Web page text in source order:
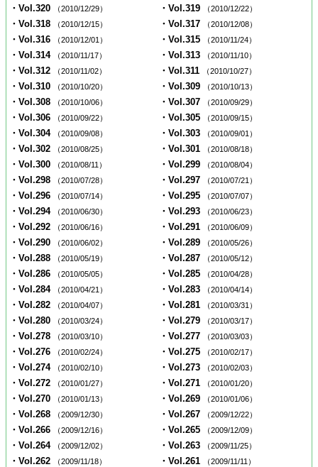
・Vol.320 （2010/12/29） ・Vol.319 （2010/12/22）
・Vol.318 （2010/12/15） ・Vol.317 （2010/12/08）
・Vol.316 （2010/12/01） ・Vol.315 （2010/11/24）
・Vol.314 （2010/11/17） ・Vol.313 （2010/11/10）
・Vol.312 （2010/11/02） ・Vol.311 （2010/10/27）
・Vol.310 （2010/10/20） ・Vol.309 （2010/10/13）
・Vol.308 （2010/10/06） ・Vol.307 （2010/09/29）
・Vol.306 （2010/09/22） ・Vol.305 （2010/09/15）
・Vol.304 （2010/09/08） ・Vol.303 （2010/09/01）
・Vol.302 （2010/08/25） ・Vol.301 （2010/08/18）
・Vol.300 （2010/08/11） ・Vol.299 （2010/08/04）
・Vol.298 （2010/07/28） ・Vol.297 （2010/07/21）
・Vol.296 （2010/07/14） ・Vol.295 （2010/07/07）
・Vol.294 （2010/06/30） ・Vol.293 （2010/06/23）
・Vol.292 （2010/06/16） ・Vol.291 （2010/06/09）
・Vol.290 （2010/06/02） ・Vol.289 （2010/05/26）
・Vol.288 （2010/05/19） ・Vol.287 （2010/05/12）
・Vol.286 （2010/05/05） ・Vol.285 （2010/04/28）
・Vol.284 （2010/04/21） ・Vol.283 （2010/04/14）
・Vol.282 （2010/04/07） ・Vol.281 （2010/03/31）
・Vol.280 （2010/03/24） ・Vol.279 （2010/03/17）
・Vol.278 （2010/03/10） ・Vol.277 （2010/03/03）
・Vol.276 （2010/02/24） ・Vol.275 （2010/02/17）
・Vol.274 （2010/02/10） ・Vol.273 （2010/02/03）
・Vol.272 （2010/01/27） ・Vol.271 （2010/01/20）
・Vol.270 （2010/01/13） ・Vol.269 （2010/01/06）
・Vol.268 （2009/12/30） ・Vol.267 （2009/12/22）
・Vol.266 （2009/12/16） ・Vol.265 （2009/12/09）
・Vol.264 （2009/12/02） ・Vol.263 （2009/11/25）
・Vol.262 （2009/11/18） ・Vol.261 （2009/11/11）